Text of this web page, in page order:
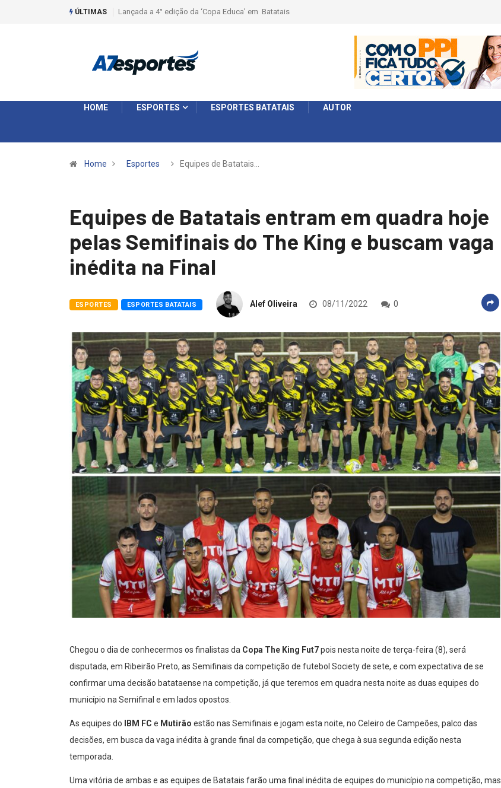
ÚLTIMAS Liga 2026: Equipes rompem com a LABE na Série Ouro e entidade define a 2° fase, times e formato
HOME ESPORTES ESPORTES BATATAIS AUTOR
Home Esportes Equipes de Batatais…
Equipes de Batatais entram em quadra hoje
pelas Semifinais do The King e buscam vaga
inédita na Final
ESPORTES ESPORTES BATATAIS Alef Oliveira 08/11/2022 0
Chegou o dia de conhecermos os finalistas da Copa The King Fut7pois nesta noite de terça-feira (8), será
disputada, em Ribeirão Preto, as Semifinais da competição de futebol Society de sete, e com expectativa de se
confirmar uma decisão batataense na competição, já que teremos em quadra nesta noite as duas equipes do
município na Semifinal e em lados opostos.
As equipes do IBM FC e Mutirão estão nas Semifinais e jogam esta noite, no Celeiro de Campeões, palco das
decisões, em busca da vaga inédita à grande final da competição, que chega à sua segunda edição nesta
temporada.
Uma vitória de ambas e as equipes de Batatais farão uma final inédita de equipes do município na competição, mas